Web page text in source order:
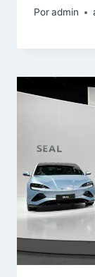
Poradmin